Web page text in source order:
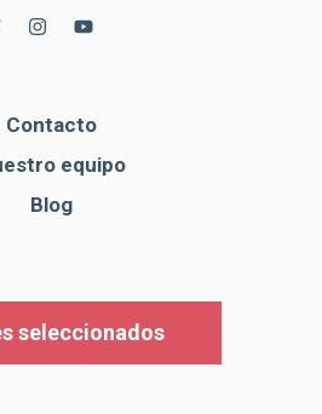
Contacto
equipo
Blog
seleccionados